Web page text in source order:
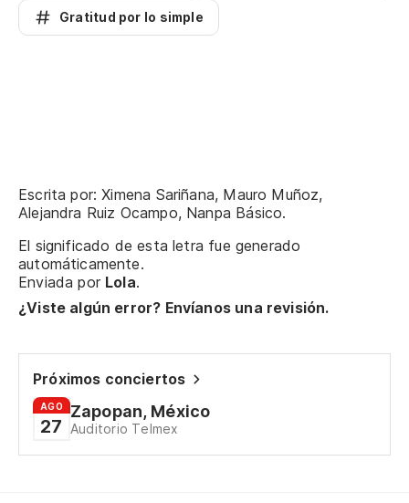
Gratitud por lo simple
Escrita por: Ximena Sariñana, Mauro Muñoz,
Alejandra Ruiz Ocampo, Nanpa Básico.
El significado de esta letra fue generado
automáticamente.
Enviada por Lola.
¿Viste algún error? Envíanos una revisión.
Próximos conciertos
AGO
27
Zapopan, México
Auditorio Telmex